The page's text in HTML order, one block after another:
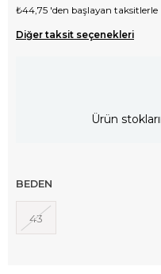
₺44,75 'den başlayan taksitlerle
Diğer taksit seçenekleri
Ürün
BEDEN
43